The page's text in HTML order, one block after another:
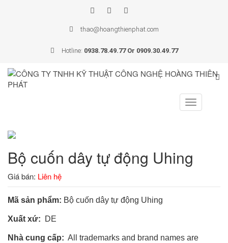
thao@hoangthienphat.com
Hotline: 0938.78.49.77 Or 0909.30.49.77
Toggle
navigation
Bộ cuốn dây tự động Uhing
Giá bán: Liên hệ
Mã sản phẩm: Bộ cuốn dây tự động Uhing
Xuất xứ: DE
Nhà cung cấp: All trademarks and brand names are